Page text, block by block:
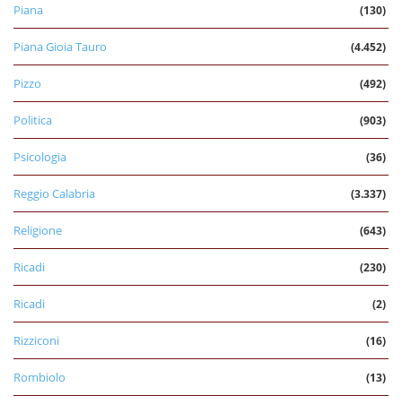
Piana (130)
Piana Gioia Tauro (4.452)
Pizzo (492)
Politica (903)
Psicologia (36)
Reggio Calabria (3.337)
Religione (643)
Ricadi (230)
Ricadi (2)
Rizziconi (16)
Rombiolo (13)